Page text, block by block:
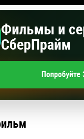
Фильмы и
СберПрайм
Попробуйте